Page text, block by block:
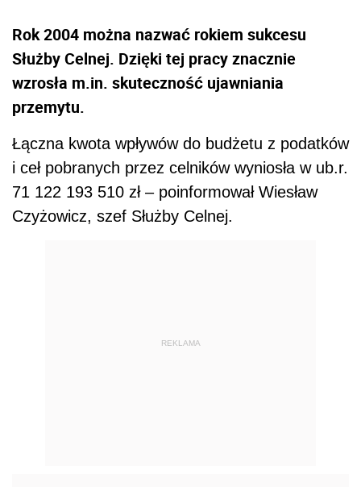
Rok 2004 można nazwać rokiem sukcesu
Służby Celnej. Dzięki tej pracy znacznie
wzrosła m.in. skuteczność ujawniania
przemytu.
Łączna kwota wpływów do budżetu z podatków
i ceł pobranych przez celników wyniosła w ub.r.
71 122 193 510 zł – poinformował Wiesław
Czyżowicz, szef Służby Celnej.
REKLAMA